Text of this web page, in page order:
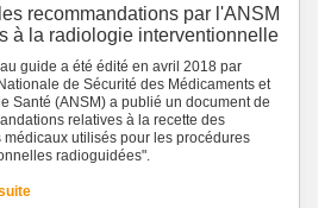
recommandations par l'ANSM
à la radiologie interventionnelle
guide a été édité en avril 2018 par
de Sécurité des Médicaments et
Santé (ANSM) a publié un document de
relatives à la recette des
médicaux utilisés pour les procédures
radioguidées".